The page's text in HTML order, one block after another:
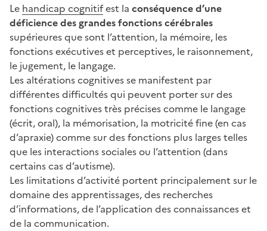
Le handicap cognitifest la conséquence d’une
déficience des grandes fonctions cérébrales
supérieures que sont l’attention, la mémoire, les
fonctions exécutives et perceptives, le raisonnement,
le jugement, le langage.
Les altérations cognitives se manifestent par
différentes difficultés qui peuvent porter sur des
fonctions cognitives très précises comme le langage
(écrit, oral), la mémorisation, la motricité fine (en cas
d’apraxie) comme sur des fonctions plus larges telles
que les interactions sociales ou l’attention (dans
certains cas d’autisme).
Les limitations d’activité portent principalement sur le
domaine des apprentissages, des recherches
d’informations, de l’application des connaissances et
de la communication.